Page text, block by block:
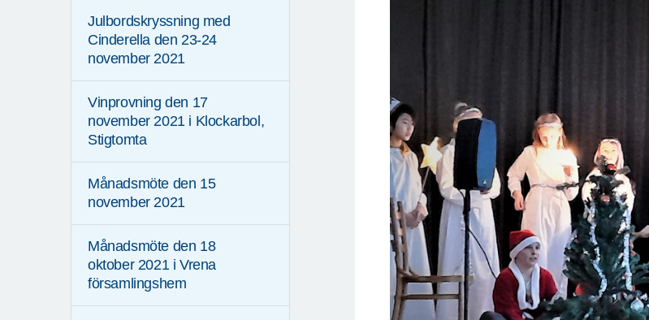
Julbordskryssning med
Cinderella den 23-24
november 2021
Vinprovning den 17
november 2021 i Klockarbol,
Stigtomta
Månadsmöte den 15
november 2021
Månadsmöte den 18
oktober 2021 i Vrena
församlingshem